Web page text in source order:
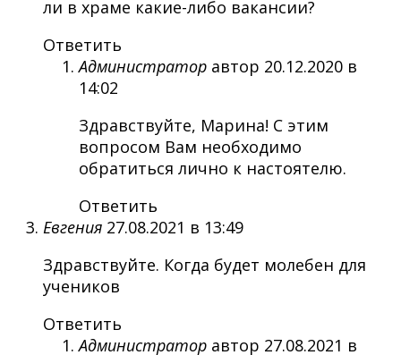
ли в храме какие-либо вакансии?
Ответить
Администратор автор 20.12.2020 в
14:02
Здравствуйте, Марина! С этим
вопросом Вам необходимо
обратиться лично к настоятелю.
Ответить
Евгения 27.08.2021 в 13:49
Здравствуйте. Когда будет молебен для
учеников
Ответить
Администратор автор 27.08.2021 в